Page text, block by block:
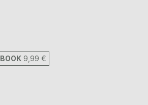
9,99 €